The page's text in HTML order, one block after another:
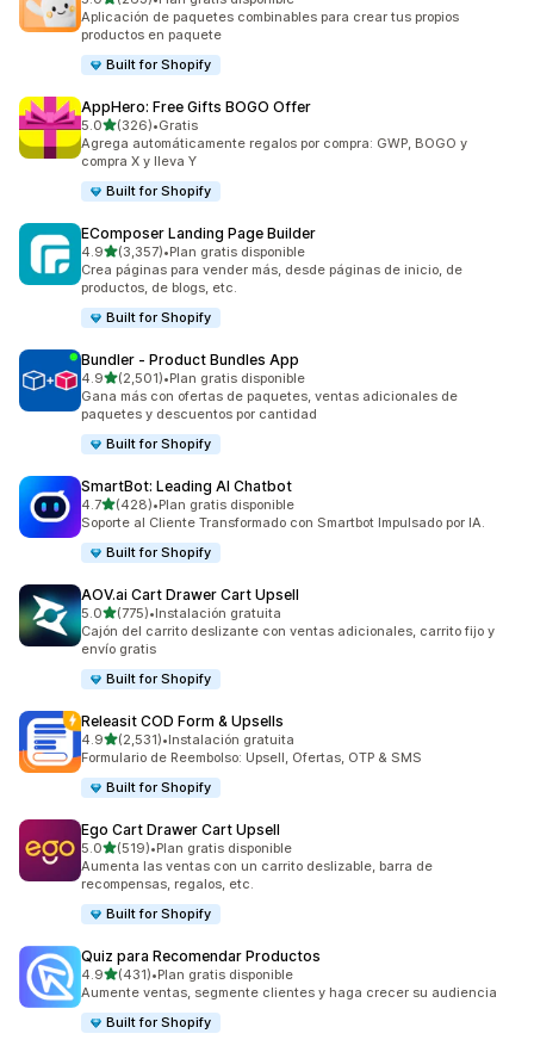
263 reseñas en total
Aplicación de paquetes combinables para crear tus propios
productos en paquete
Built for Shopify
AppHero: Free Gifts BOGO Offer
5.0de 5 estrellas
(326)
326 reseñas en total
•Gratis
Agrega automáticamente regalos por compra: GWP, BOGO y
compra X y lleva Y
Built for Shopify
EComposer Landing Page Builder
4.9de 5 estrellas
(3,357)
3357 reseñas en total
•Plan gratis disponible
Crea páginas para vender más, desde páginas de inicio, de
productos, de blogs, etc.
Built for Shopify
Bundler ‑ Product Bundles App
4.9de 5 estrellas
(2,501)
2501 reseñas en total
•Plan gratis disponible
Gana más con ofertas de paquetes, ventas adicionales de
paquetes y descuentos por cantidad
Built for Shopify
SmartBot: Leading AI Chatbot
4.7de 5 estrellas
(428)
428 reseñas en total
•Plan gratis disponible
Soporte al Cliente Transformado con Smartbot Impulsado por IA.
Built for Shopify
AOV.ai Cart Drawer Cart Upsell
5.0de 5 estrellas
(775)
775 reseñas en total
•Instalación gratuita
Cajón del carrito deslizante con ventas adicionales, carrito fijo y
envío gratis
Built for Shopify
Releasit COD Form & Upsells
4.9de 5 estrellas
(2,531)
2531 reseñas en total
•Instalación gratuita
Formulario de Reembolso: Upsell, Ofertas, OTP & SMS
Built for Shopify
Ego Cart Drawer Cart Upsell
5.0de 5 estrellas
(519)
519 reseñas en total
•Plan gratis disponible
Aumenta las ventas con un carrito deslizable, barra de
recompensas, regalos, etc.
Built for Shopify
Quiz para Recomendar Productos
4.9de 5 estrellas
(431)
431 reseñas en total
•Plan gratis disponible
Aumente ventas, segmente clientes y haga crecer su audiencia
Built for Shopify